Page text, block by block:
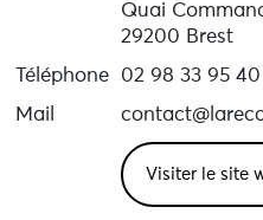
Quai
29200 Brest
Téléphone
02 98 33 95 40
Mail
Visiter le site